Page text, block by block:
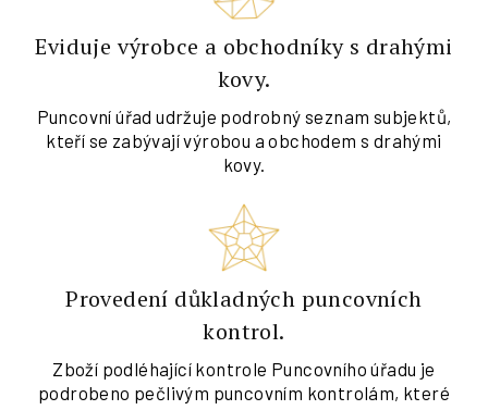
Eviduje výrobce a obchodníky s drahými
kovy.
Puncovní úřad udržuje podrobný seznam subjektů,
kteří se zabývají výrobou a obchodem s drahými
kovy.
Provedení důkladných puncovních
kontrol.
Zboží podléhající kontrole Puncovního úřadu je
podrobeno pečlivým puncovním kontrolám, které